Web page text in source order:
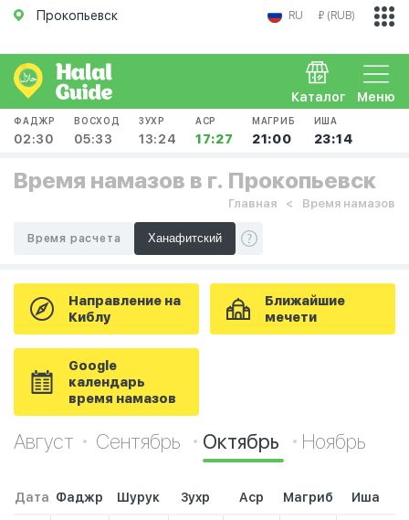
Прокопьевск RU ₽ (RUB)
Меню
Каталог
ФАДЖР
02:30
ВОСХОД
05:33
ЗУХР
13:24
АСР
17:27
МАГРИБ
21:00
ИША
23:14
Время намазов в г. Прокопьевск
Главная Время намазов
Время расчета
Направление на
Киблу
Ближайшие
мечети
Google
календарь
время намазов
Август Сентябрь Октябрь Ноябрь
Дата Фаджр Шурук Зухр Аср Магриб Иша